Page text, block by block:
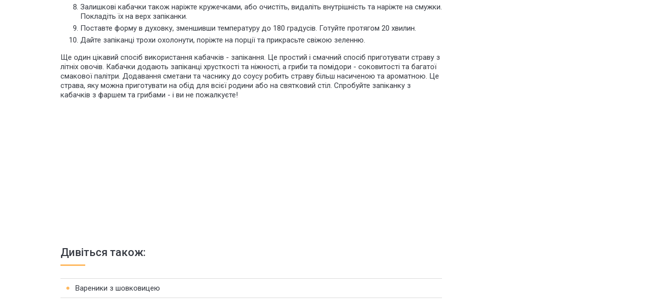
Залишкові кабачки також наріжте кружечками, або очистіть, видаліть внутрішність та наріжте на смужки.
Покладіть їх на верх запіканки.
Поставте форму в духовку, зменшивши температуру до 180 градусів. Готуйте протягом 20 хвилин.
Дайте запіканці трохи охолонути, поріжте на порції та прикрасьте свіжою зеленню.
Ще один цікавий спосіб використання кабачків - запікання. Це простий і смачний спосіб приготувати страву з
літніх овочів. Кабачки додають запіканці хрусткості та ніжності, а гриби та помідори - соковитості та багатої
смакової палітри. Додавання сметани та часнику до соусу робить страву більш насиченою та ароматною. Це
страва, яку можна приготувати на обід для всієї родини або на святковий стіл. Спробуйте запіканку з
кабачків з фаршем та грибами - і ви не пожалкуєте!
Дивіться також:
Вареники з шовковицею